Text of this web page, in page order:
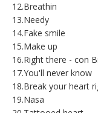
12.Breathin
13.Needy
14.Fake smile
15.Make up
16.Right there - con
17.You'll never know
18.Break your heart
19.Nasa